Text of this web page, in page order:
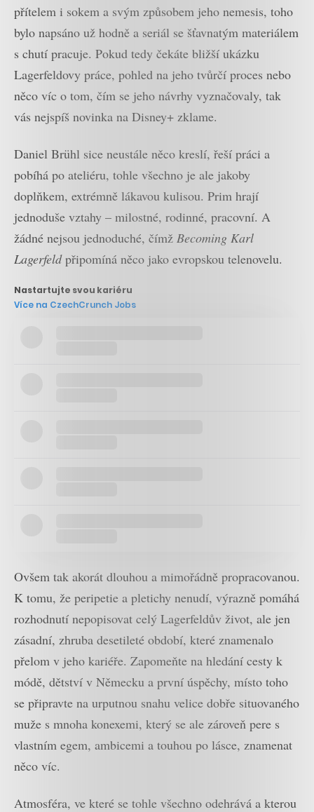
přítelem i sokem a svým způsobem jeho nemesis, toho
bylo napsáno už hodně a seriál se šťavnatým materiálem
s chutí pracuje. Pokud tedy čekáte bližší ukázku
Lagerfeldovy práce, pohled na jeho tvůrčí proces nebo
něco víc o tom, čím se jeho návrhy vyznačovaly, tak
vás nejspíš novinka na Disney+ zklame.
Daniel Brühl sice neustále něco kreslí, řeší práci a
pobíhá po ateliéru, tohle všechno je ale jakoby
doplňkem, extrémně lákavou kulisou. Prim hrají
jednoduše vztahy – milostné, rodinné, pracovní. A
žádné nejsou jednoduché, čímž Becoming Karl
Lagerfeldpřipomíná něco jako evropskou telenovelu.
Nastartujte svou kariéru
Více na CzechCrunch Jobs
Ovšem tak akorát dlouhou a mimořádně propracovanou.
K tomu, že peripetie a pletichy nenudí, výrazně pomáhá
rozhodnutí nepopisovat celý Lagerfeldův život, ale jen
zásadní, zhruba desetileté období, které znamenalo
přelom v jeho kariéře. Zapomeňte na hledání cesty k
módě, dětství v Německu a první úspěchy, místo toho
se připravte na urputnou snahu velice dobře situovaného
muže s mnoha konexemi, který se ale zároveň pere s
vlastním egem, ambicemi a touhou po lásce, znamenat
něco víc.
Atmosféra, ve které se tohle všechno odehrává a kterou